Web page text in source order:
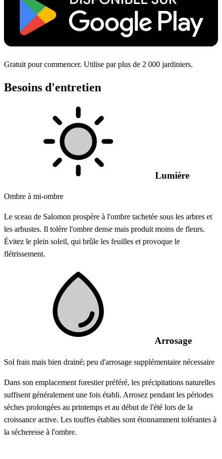
Gratuit pour commencer. Utilise par plus de 2 000 jardiniers.
Besoins d'entretien
Lumière
Ombre à mi-ombre
Le sceau de Salomon prospère à l'ombre tachetée sous les arbres et
les arbustes. Il tolère l'ombre dense mais produit moins de fleurs.
Évitez le plein soleil, qui brûle les feuilles et provoque le
flétrissement.
Arrosage
Sol frais mais bien drainé; peu d'arrosage supplémentaire nécessaire
Dans son emplacement forestier préféré, les précipitations naturelles
suffisent généralement une fois établi. Arrosez pendant les périodes
sèches prolongées au printemps et au début de l'été lors de la
croissance active. Les touffes établies sont étonnamment tolérantes à
la sécheresse à l'ombre.